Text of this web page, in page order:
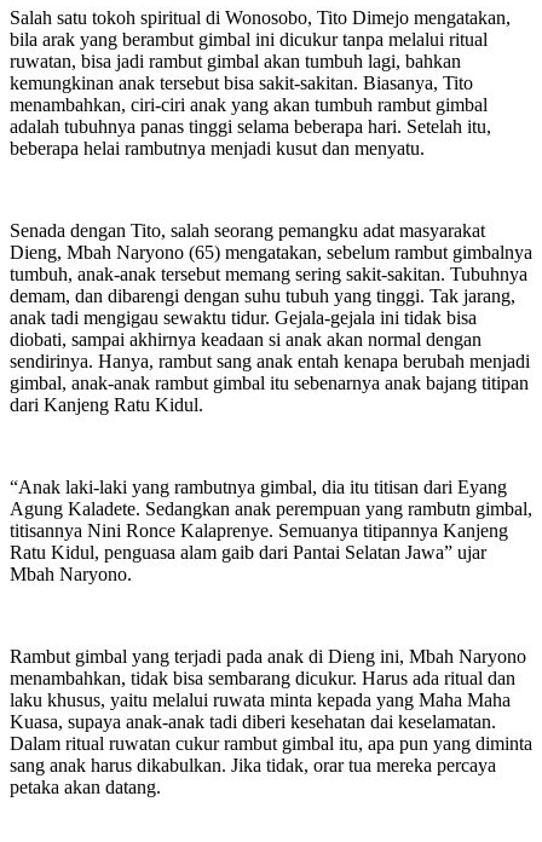
Salah satu tokoh spiritual di Wonosobo, Tito Dimejo mengatakan,
bila arak yang berambut gimbal ini dicukur tanpa melalui ritual
ruwatan, bisa jadi rambut gimbal akan tumbuh lagi, bahkan
kemungkinan anak tersebut bisa sakit-sakitan. Biasanya, Tito
menambahkan, ciri-ciri anak yang akan tumbuh rambut gimbal
adalah tubuhnya panas tinggi selama beberapa hari. Setelah itu,
beberapa helai rambutnya menjadi kusut dan menyatu.
Senada dengan Tito, salah seorang pemangku adat masyarakat
Dieng, Mbah Naryono (65) mengatakan, sebelum rambut gimbalnya
tumbuh, anak-anak tersebut memang sering sakit-sakitan. Tubuhnya
demam, dan dibarengi dengan suhu tubuh yang tinggi. Tak jarang,
anak tadi mengigau sewaktu tidur. Gejala-gejala ini tidak bisa
diobati, sampai akhirnya keadaan si anak akan normal dengan
sendirinya. Hanya, rambut sang anak entah kenapa berubah menjadi
gimbal, anak-anak rambut gimbal itu sebenarnya anak bajang titipan
dari Kanjeng Ratu Kidul.
“Anak laki-laki yang rambutnya gimbal, dia itu titisan dari Eyang
Agung Kaladete. Sedangkan anak perempuan yang rambutn gimbal,
titisannya Nini Ronce Kalaprenye. Semuanya titipannya Kanjeng
Ratu Kidul, penguasa alam gaib dari Pantai Selatan Jawa” ujar
Mbah Naryono.
Rambut gimbal yang terjadi pada anak di Dieng ini, Mbah Naryono
menambahkan, tidak bisa sembarang dicukur. Harus ada ritual dan
laku khusus, yaitu melalui ruwata minta kepada yang Maha Maha
Kuasa, supaya anak-anak tadi diberi kesehatan dai keselamatan.
Dalam ritual ruwatan cukur rambut gimbal itu, apa pun yang diminta
sang anak harus dikabulkan. Jika tidak, orar tua mereka percaya
petaka akan datang.